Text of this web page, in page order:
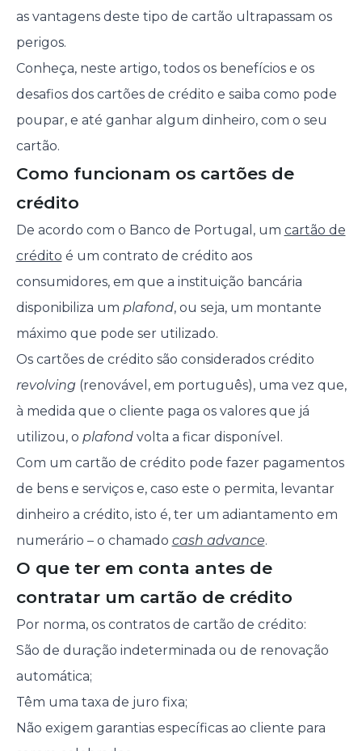
as vantagens deste tipo de cartão ultrapassam os
perigos.
Conheça, neste artigo, todos os benefícios e os
desafios dos cartões de crédito e saiba como pode
poupar, e até ganhar algum dinheiro, com o seu
cartão.
Como funcionam os cartões de
crédito
De acordo com o Banco de Portugal, um cartão de
crédito é um contrato de crédito aos
consumidores, em que a instituição bancária
disponibiliza um plafond, ou seja, um montante
máximo que pode ser utilizado.
Os cartões de crédito são considerados crédito
revolving(renovável, em português), uma vez que,
à medida que o cliente paga os valores que já
utilizou, o plafondvolta a ficar disponível.
Com um cartão de crédito pode fazer pagamentos
de bens e serviços e, caso este o permita, levantar
dinheiro a crédito, isto é, ter um adiantamento em
numerário – o chamado cash advance.
O que ter em conta antes de
contratar um cartão de crédito
Por norma, os contratos de cartão de crédito:
São de duração indeterminada ou de renovação
automática;
Têm uma taxa de juro fixa;
Não exigem garantias específicas ao cliente para